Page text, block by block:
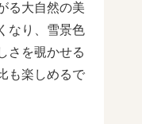
る大自然の美
なり、雪景色
さを覗かせる
も楽しめるで